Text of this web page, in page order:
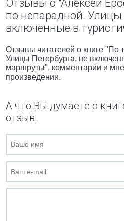
Отзывы о "Алексей
по непарадной. Улицы
включенные в
Отзывы читателей о книге "По
Улицы Петербурга, не
маршруты", комментарии и
произведении.
А что Вы думаете о
отзыв.